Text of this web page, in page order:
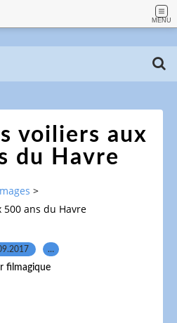
MENU
voiliers aux
du Havre
>
500 ans du Havre
…
filmagique